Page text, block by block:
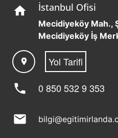
home İstanbul Ofisi
Mecidiyeköy Mah.,
Mecidiyeköy İş
location_on Yol Tarifi
phone 0 850 532 9 353
mail